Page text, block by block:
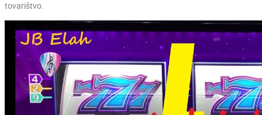
tovarištvo.